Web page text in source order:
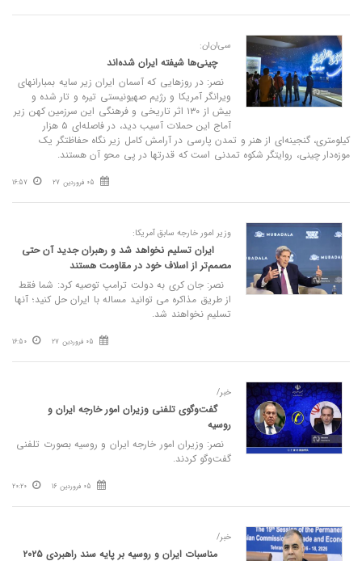
سی‌ان‌ان:
چینی‌ها شیفته ایران شده‌اند
نصر: در روزهایی که آسمان ایران زیر سایه بمبارانهای
ویرانگر آمریکا و رژیم صهیونیستی تیره و تار شده و
بیش از ۱۳۰ اثر تاریخی و فرهنگی این سرزمین کهن زیر
آماج این حملات آسیب دید، در فاصله‌ای ۵ هزار
کیلومتری، گنجینه‌ای از هنر و تمدن پارسی در آرامش کامل زیر نگاه حفاظتگر یک
موزه‌دار چینی، روایتگر شکوه تمدنی است که قدرتها در پی محو آن هستند.
05 فروردین 27 16:57
وزیر امور خارجه سابق آمریکا:
ایران تسلیم نخواهد شد و رهبران جدید آن حتی
مصمم‌تر از اسلاف خود در مقاومت هستند
نصر: جان کری به دولت ترامپ توصیه کرد: شما فقط
از طریق مذاکره می توانید مساله با ایران حل کنید؛ آنها
تسلیم نخواهند شد.
05 فروردین 27 16:50
خبر/
گفت‌وگوی تلفنی وزیران امور خارجه ایران و
روسیه
نصر: وزیران امور خارجه ایران و روسیه بصورت تلفنی
گفت‌وگو کردند.
05 فروردین 16 20:20
خبر/
مناسبات ایران و روسیه بر پایه سند راهبردی ۲۰۲۵